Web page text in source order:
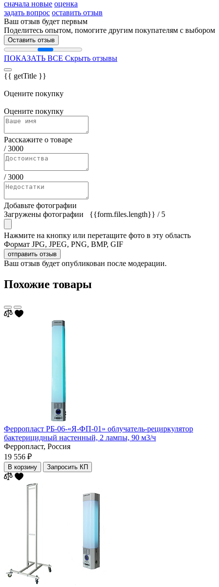
сначала новые оценка
задать вопрос оставить отзыв
Ваш отзыв будет первым
Поделитесь опытом, помогите другим покупателям с выбором
Оставить отзыв
ПОКАЗАТЬ ВСЕ Скрыть отзывы
{{ getTitle }}
Оцените покупку
Оцените покупку
Расскажите о товаре
/3000
/3000
Добавьте фотографии
Загружены фотографии
{{form.files.length}} / 5
Нажмите на кнопку или перетащите фото в эту область
Формат JPG, JPEG, PNG, BMP, GIF
отправить отзыв
Ваш отзыв будет опубликован после модерации.
Похожие товары
Ферропласт РБ-06-«Я-ФП-01» облучатель-рециркулятор
бактерицидный настенный, 2 лампы, 90 м3/ч
Ферропласт, Россия
19 556 ₽
В корзину Запросить КП